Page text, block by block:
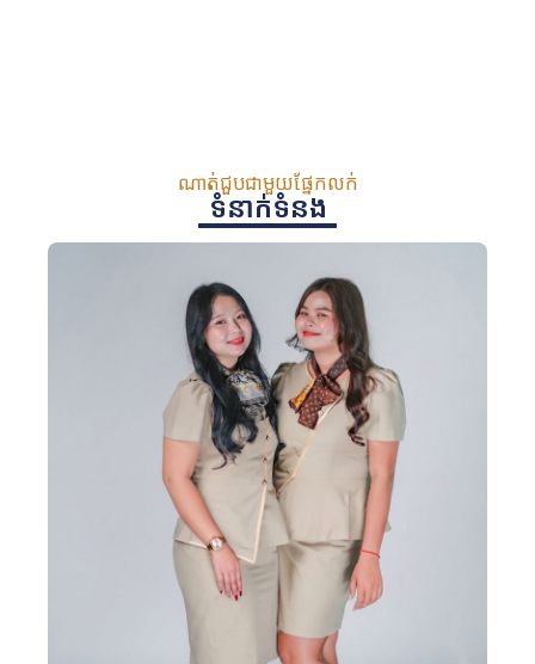
ណាត់ជួបជាមួយផ្នែកលក់
ទំនាក់ទំនង